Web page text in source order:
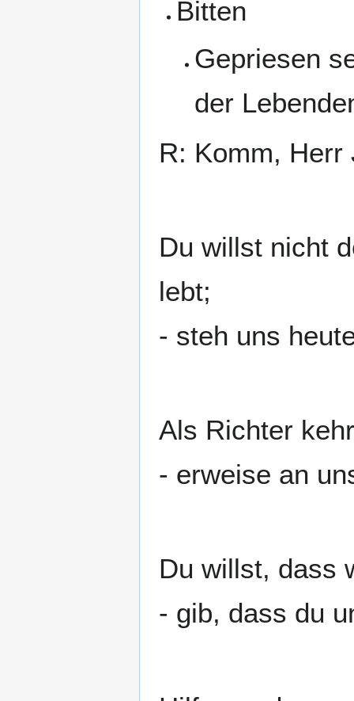
Bitten
Gepriesen
der
R: Komm, Herr
Du willst nicht
lebt;
- steh uns
Als Richter
- erweise an
Du willst, dass
- gib, dass du